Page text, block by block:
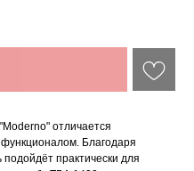
отличается
Благодаря
практически для